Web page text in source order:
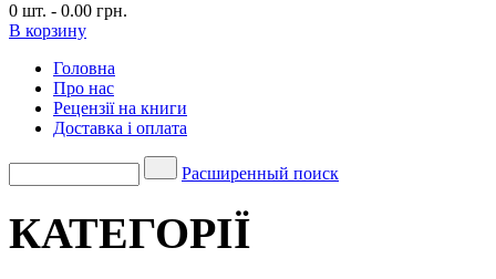
0 шт. - 0.00 грн.
В корзину
Головна
Про нас
Рецензії на книги
Доставка і оплата
Расширенный поиск
КАТЕГОРІЇ